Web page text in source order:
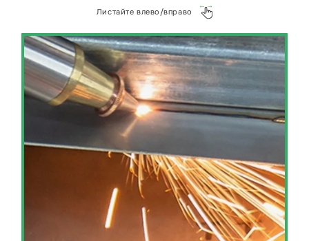
разрабатывают оптимальные режимы резки,
и минимизирует отходы материала.
Использование газокислородной резки
позволяет Металлэкспресс предлагать
клиентам конкурентоспособные цены и
короткие сроки выполнения заказов. Технология
идеально подходит для производства деталей
сложной формы, заготовок для дальнейшей
обработки и крупногабаритных
металлоконструкций.
Отправьте ваш проект по газокислородной
резки или задайте любой вопрос в наш
WhatsApp https://wa.me/+79268941500 или на
Листайте влево/вправо